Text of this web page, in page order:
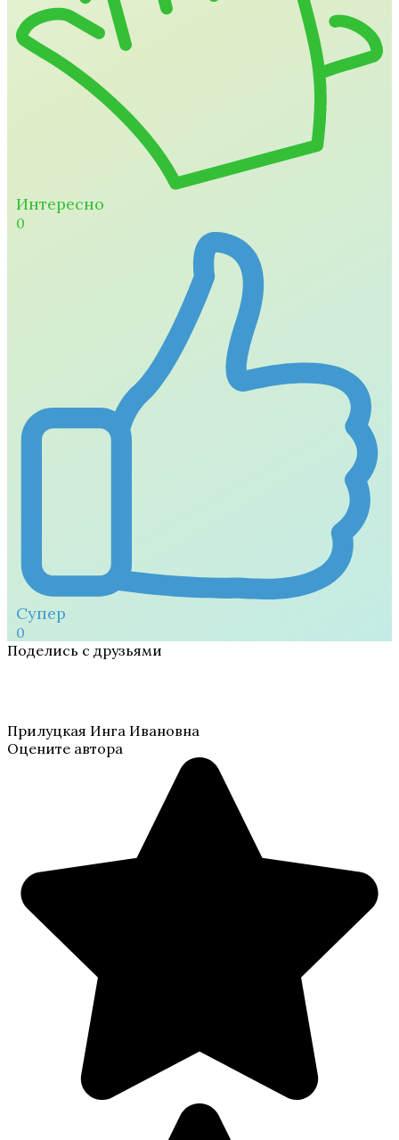
Интересно
0
Супер
0
Поделись с друзьями
Прилуцкая Инга Ивановна
Оцените автора